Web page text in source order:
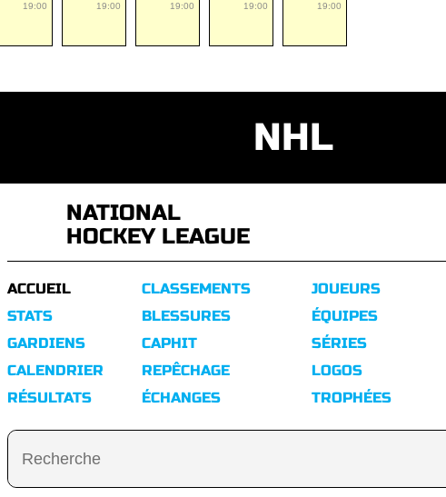
19:00 19:00 19:00 19:00 19:00
NHL
NATIONAL
HOCKEY LEAGUE
ACCUEIL
STATS
GARDIENS
CALENDRIER
RÉSULTATS
CLASSEMENTS
BLESSURES
CAPHIT
REPÊCHAGE
ÉCHANGES
JOUEURS
ÉQUIPES
SÉRIES
LOGOS
TROPHÉES